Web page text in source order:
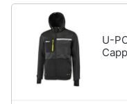
Casalinghi
Abbigliamento
Sport
Ciabatte
U-